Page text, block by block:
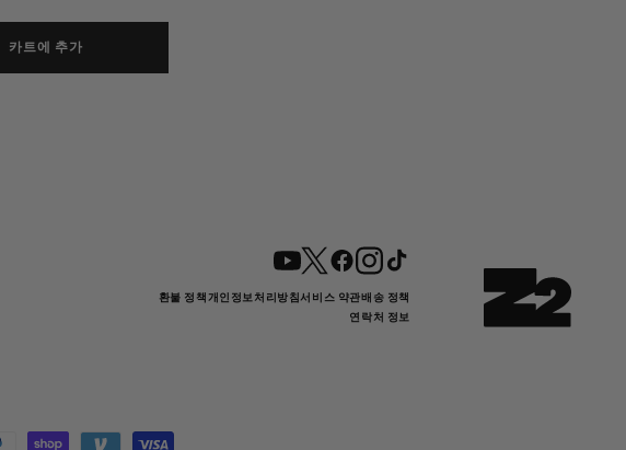
카트에 추가
YouTubeTwitterFacebookInstagram
TikTok
환불 정책 개인정보처리방침서비스 약관배송 정책
연락처 정보